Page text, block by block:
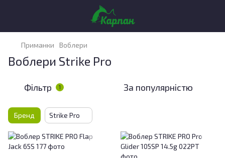
Приманки Воблери
Воблери Strike Pro
Фільтр 1 За популярністю
Бренд Strike Pro